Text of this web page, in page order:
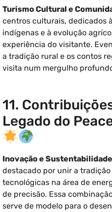
Turismo Cultural e
centros culturais, dedicados
indígenas e à evolução
experiência do visitante.
a tradição rural e os contos
visita num mergulho
11.
Legado do
Inovação e
destacado por unir a
tecnológicas na área de
de precisão. Essa
serve de modelo para o